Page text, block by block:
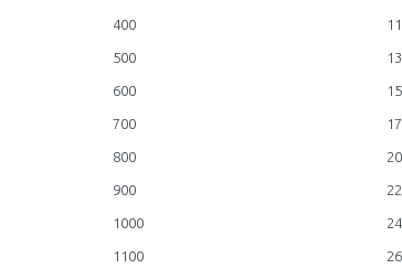
400
500
600
700
800
900
1000
1100